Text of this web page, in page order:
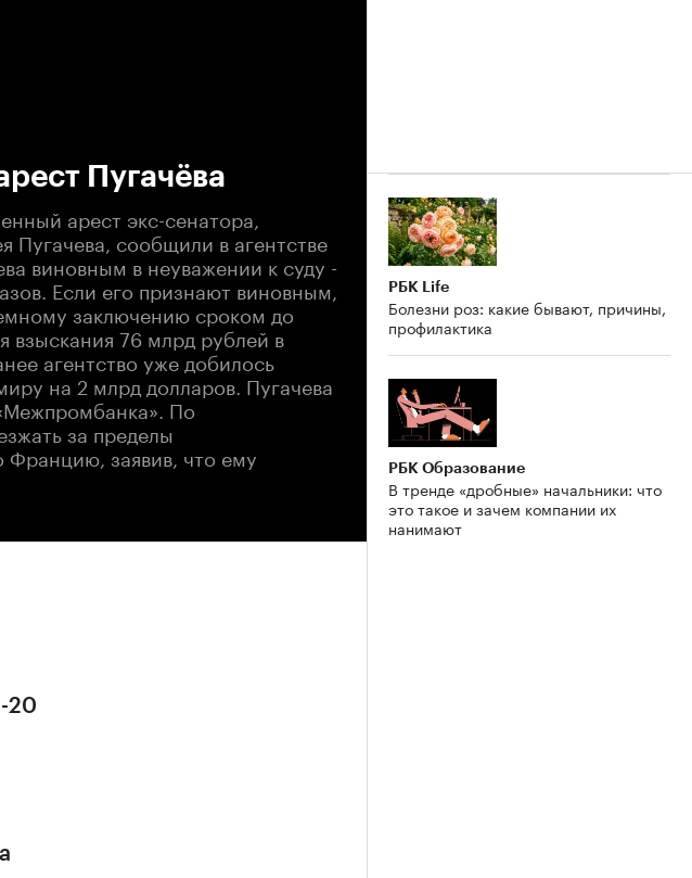
Пугачёва
арест экс-сенатора,
Пугачева, сообщили в агентстве
виновным в неуважении к суду -
Если его признают виновным,
заключению сроком до
взыскания 76 млрд рублей в
агентство уже добилось
на 2 млрд долларов. Пугачева
По
за пределы
Францию, заявив, что ему
20
РБК Life
Болезни роз: какие бывают, причины,
профилактика
РБК Образование
В тренде «дробные» начальники: что
это такое и зачем компании их
нанимают